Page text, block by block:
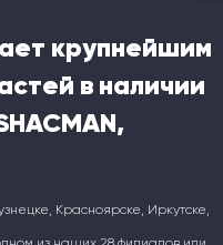
крупнейшим
в наличии
Красноярске, Иркутске,